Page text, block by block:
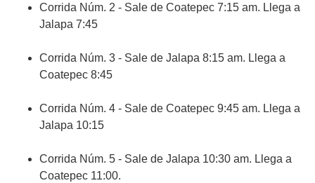
Corrida Núm. 2 - Sale de Coatepec 7:15 am. Llega a
Jalapa 7:45
Corrida Núm. 3 - Sale de Jalapa 8:15 am. Llega a
Coatepec 8:45
Corrida Núm. 4 - Sale de Coatepec 9:45 am. Llega a
Jalapa 10:15
Corrida Núm. 5 - Sale de Jalapa 10:30 am. Llega a
Coatepec 11:00.